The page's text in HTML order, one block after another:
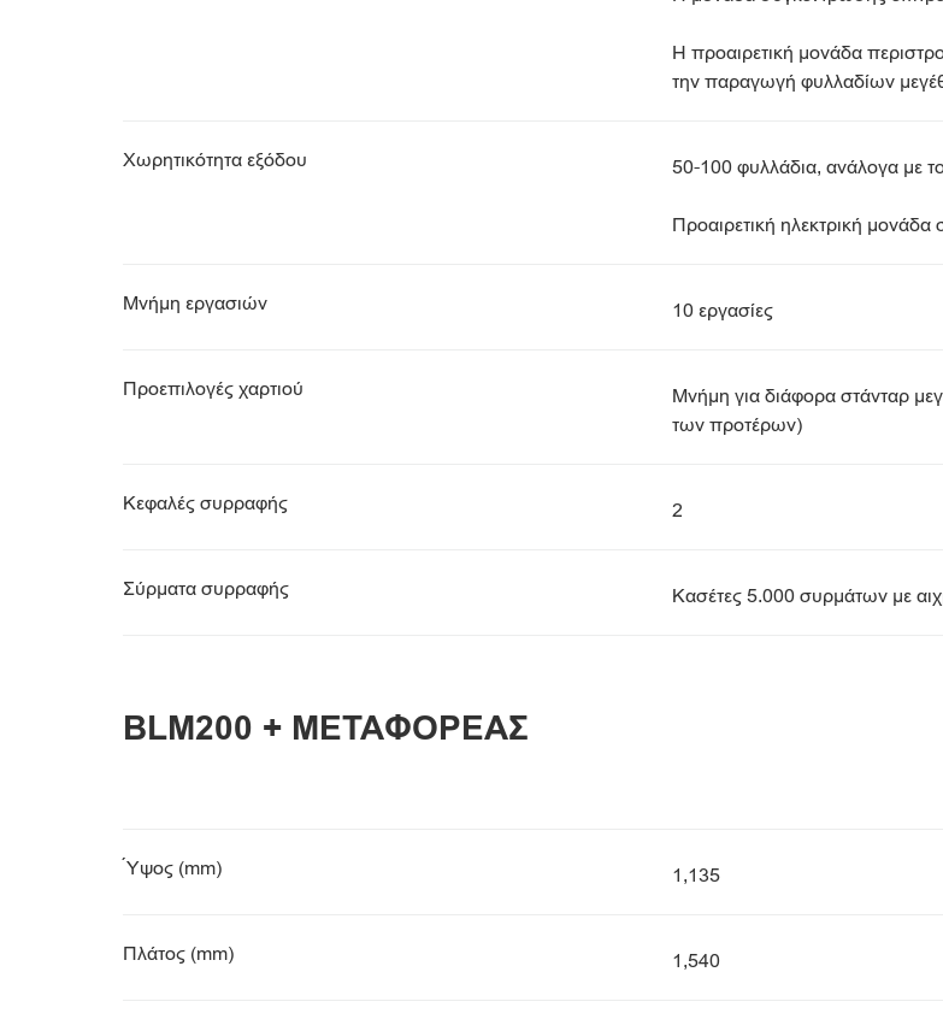
Η προαιρετική μονάδα
την παραγωγή φυλλαδίων
Χωρητικότητα εξόδου 50-100 φυλλάδια, ανάλογα με
Προαιρετική ηλεκτρική
Μνήμη εργασιών 10 εργασίες
Προεπιλογές χαρτιού
Μνήμη για διάφορα στάνταρ
των προτέρων)
Κεφαλές συρραφής 2
Σύρματα συρραφής Κασέτες 5.000 συρμάτων με
BLM200 + ΜΕΤΑΦΟΡΕΑΣ
Ύψος (mm) 1,135
Πλάτος (mm) 1,540